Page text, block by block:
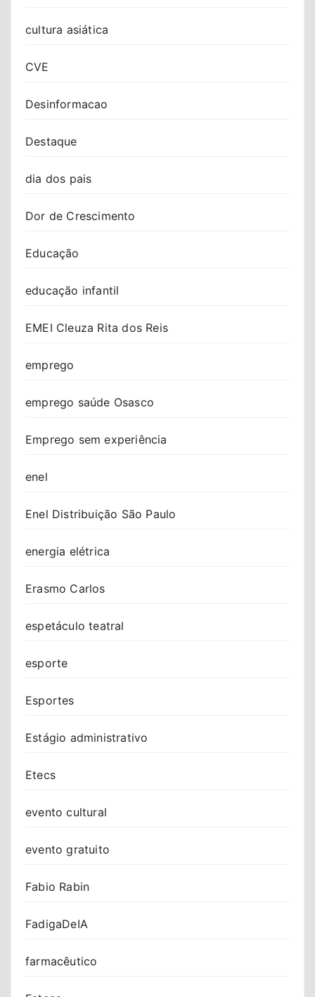
cultura asiática
CVE
Desinformacao
Destaque
dia dos pais
Dor de Crescimento
Educação
educação infantil
EMEI Cleuza Rita dos Reis
emprego
emprego saúde Osasco
Emprego sem experiência
enel
Enel Distribuição São Paulo
energia elétrica
Erasmo Carlos
espetáculo teatral
esporte
Esportes
Estágio administrativo
Etecs
evento cultural
evento gratuito
Fabio Rabin
FadigaDeIA
farmacêutico